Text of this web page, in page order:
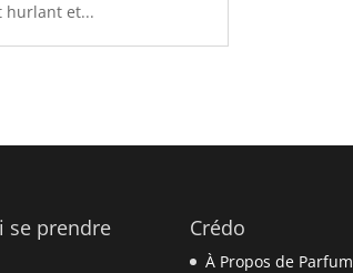
hurlant et...
se prendre Crédo
À Propos de Parfum